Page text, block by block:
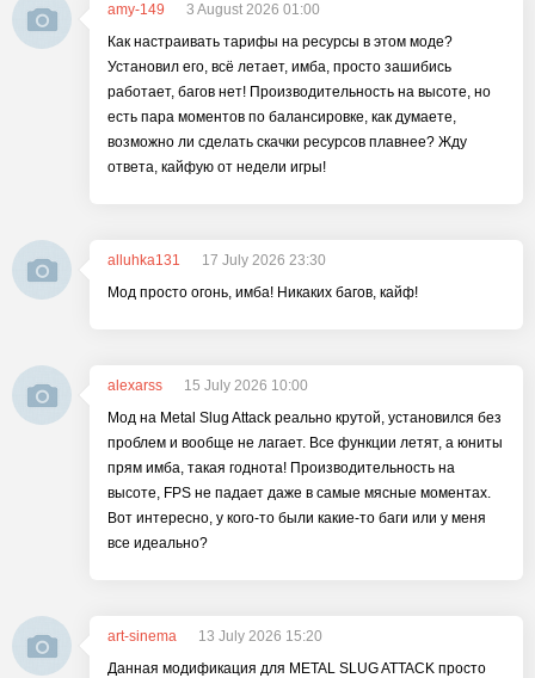
amy-149
3 August 2026 01:00
Как настраивать тарифы на ресурсы в этом моде?
Установил его, всё летает, имба, просто зашибись
работает, багов нет! Производительность на высоте, но
есть пара моментов по балансировке, как думаете,
возможно ли сделать скачки ресурсов плавнее? Жду
ответа, кайфую от недели игры!
alluhka131
17 July 2026 23:30
Мод просто огонь, имба! Никаких багов, кайф!
alexarss
15 July 2026 10:00
Мод на Metal Slug Attack реально крутой, установился без
проблем и вообще не лагает. Все функции летят, а юниты
прям имба, такая годнота! Производительность на
высоте, FPS не падает даже в самые мясные моментах.
Вот интересно, у кого-то были какие-то баги или у меня
все идеально?
art-sinema
13 July 2026 15:20
Данная модификация для METAL SLUG ATTACK просто